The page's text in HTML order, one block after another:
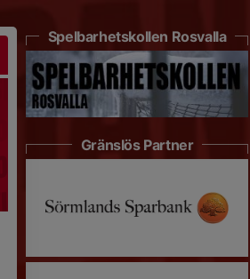
Spelbarhetskollen Rosvalla
Gränslös Partner